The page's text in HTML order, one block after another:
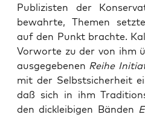
Publi­zis­ten der
bewahr­te, The­men
auf den Punkt brach­te.
Vor­wor­te zu der von ihm
aus­ge­ge­be­nen Rei­he
mit der Selbst­si­cher­heit
daß sich in ihm
den dick­lei­bi­gen Bän­den